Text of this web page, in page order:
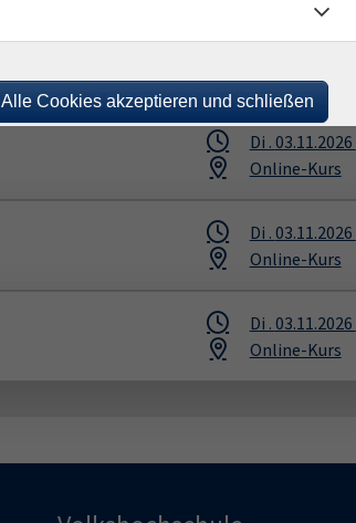
Online-Kurs
Di . 03.11.2026
Online-Kurs
Di . 03.11.2026
Online-Kurs
Di . 03.11.2026
Online-Kurs
Alle Cookies akzeptieren und schließen